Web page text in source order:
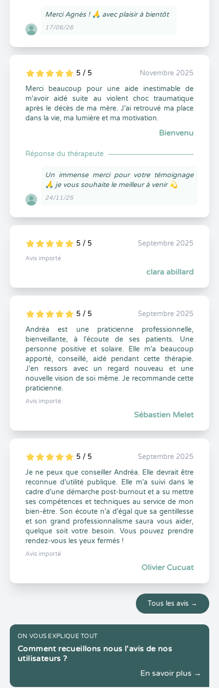
Merci Agnès ! 🙏 avec plaisir à bientôt
17/06/26
5
1
5
0 5 / 5
Novembre 2025
Merci beaucoup pour une aide inestimable de
m'avoir aidé suite au violent choc traumatique
après le décès de ma mère. J'ai retrouvé ma place
dans la vie, ma lumière et ma motivation.
Bienvenu
Réponse du thérapeute
Un immense merci pour votre témoignage
🙏 je vous souhaite le meilleur à venir 💫
24/11/25
5
1
5
0 5 / 5 Septembre 2025
Avis importé
clara abillard
5
1
5
0 5 / 5
Septembre 2025
Andréa est une praticienne professionnelle,
bienveillante, à l'écoute de ses patients. Une
personne positive et solaire. Elle m'a beaucoup
apporté, conseillé, aidé pendant cette thérapie.
J'en ressors avec un regard nouveau et une
nouvelle vision de soi même. Je recommande cette
praticienne.
Avis importé
Sébastien Melet
5
1
5
0 5 / 5
Septembre 2025
Je ne peux que conseiller Andréa. Elle devrait être
reconnue d'utilité publique. Elle m'a suivi dans le
cadre d'une démarche post-burnout et a su mettre
ses compétences et techniques au service de mon
bien-être. Son écoute n'a d'égal que sa gentillesse
et son grand professionnalisme saura vous aider,
quelque soit votre besoin. Vous pouvez prendre
rendez-vous les yeux fermés !
Avis importé
Olivier Cucuat
Tous les avis →
ON VOUS EXPLIQUE TOUT
Comment recueillons nous l'avis de nos
utilisateurs ?
En savoir plus →